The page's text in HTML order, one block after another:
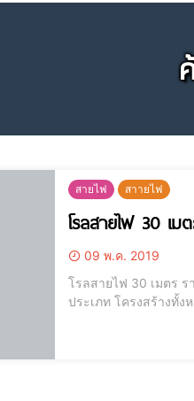
สายไฟ สาายไฟ
โรลสายไฟ 30 เม
09 พ.ค. 2019
โรลสายไฟ 30 เมตร
ประเภท โครงสร้างทั้ง